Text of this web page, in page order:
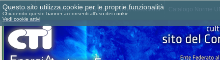
Chi siamo Dove siamo Contattaci Come associarsi
Questo sito utilizza cookie per le proprie funzionalità
Chiudendo questo banner acconsenti all'uso dei cookie.
Vedi cookie attivi